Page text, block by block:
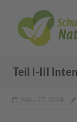
Teil I-III
März 27, 2024